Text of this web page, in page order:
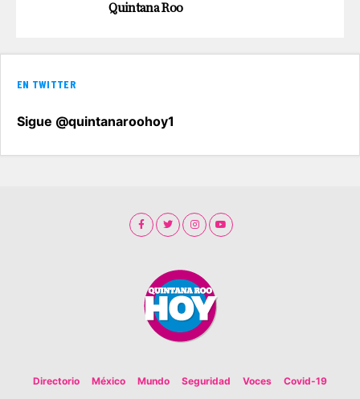
Quintana Roo
EN TWITTER
Sigue @quintanaroohoy1
Directorio México Mundo Seguridad Voces Covid-19